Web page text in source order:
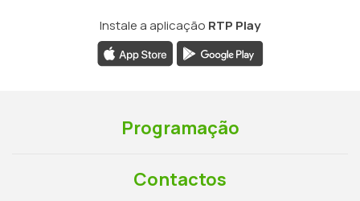
Instale a aplicação RTP Play
Programação
Contactos